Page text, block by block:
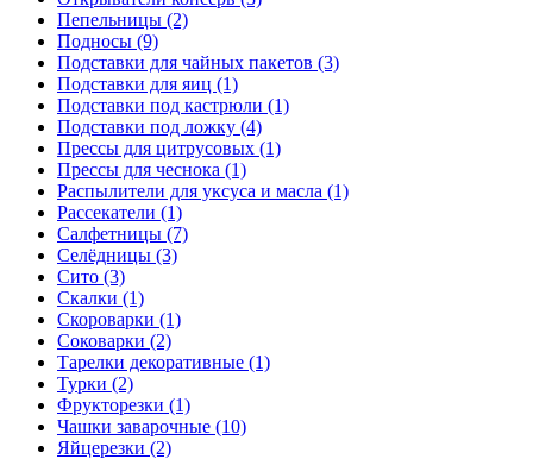
Пепельницы (2)
Подносы (9)
Подставки для чайных пакетов (3)
Подставки для яиц (1)
Подставки под кастрюли (1)
Подставки под ложку (4)
Прессы для цитрусовых (1)
Прессы для чеснока (1)
Распылители для уксуса и масла (1)
Рассекатели (1)
Салфетницы (7)
Селёдницы (3)
Сито (3)
Скалки (1)
Скороварки (1)
Соковарки (2)
Тарелки декоративные (1)
Турки (2)
Фрукторезки (1)
Чашки заварочные (10)
Яйцерезки (2)